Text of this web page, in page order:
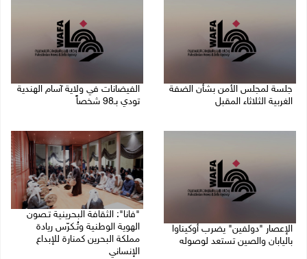
جلسة لمجلس الأمن بشأن الضفة
الغربية الثلاثاء المقبل
الفيضانات في ولاية آسام الهندية
تودي بـ98 شخصاً
الإعصار "دولفين" يضرب أوكيناوا
باليابان والصين تستعد لوصوله
"فانا": الثقافة البحرينية تـصون
الهوية الوطنية وتُـكرّس ريادة
مملكة البحرين كمنارة للإبداع
الإنساني